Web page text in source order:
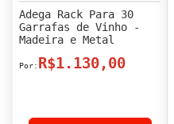
Adega Rack Para 30
Garrafas de Vinho -
Madeira e Metal
R$1.130,00